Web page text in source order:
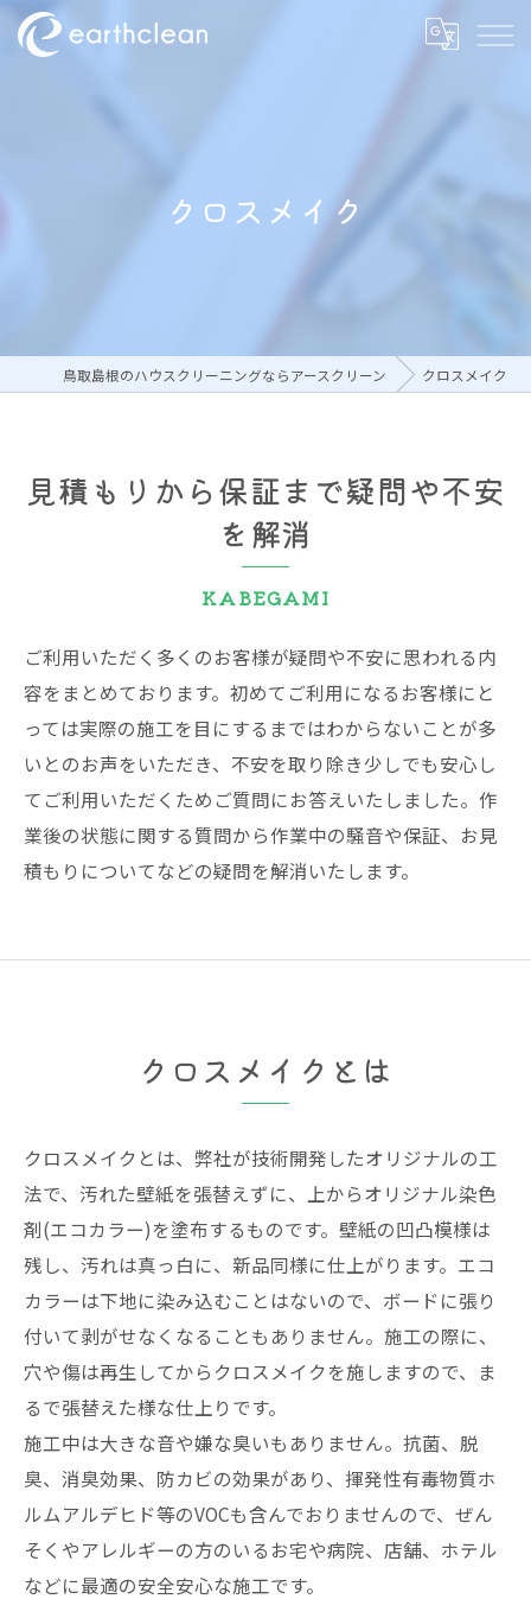
クロスメイク
鳥取島根のハウスクリーニングならアースクリーン クロスメイク
見積もりから保証まで疑問や不安
を解消
KABEGAMI
ご利用いただく多くのお客様が疑問や不安に思われる内
容をまとめております。初めてご利用になるお客様にと
っては実際の施工を目にするまではわからないことが多
いとのお声をいただき、不安を取り除き少しでも安心し
てご利用いただくためご質問にお答えいたしました。作
業後の状態に関する質問から作業中の騒音や保証、お見
積もりについてなどの疑問を解消いたします。
クロスメイクとは
クロスメイクとは、弊社が技術開発したオリジナルの工
法で、汚れた壁紙を張替えずに、上からオリジナル染色
剤(エコカラー)を塗布するものです。壁紙の凹凸模様は
残し、汚れは真っ白に、新品同様に仕上がります。エコ
カラーは下地に染み込むことはないので、ボードに張り
付いて剥がせなくなることもありません。施工の際に、
穴や傷は再生してからクロスメイクを施しますので、ま
るで張替えた様な仕上りです。
施工中は大きな音や嫌な臭いもありません。抗菌、脱
臭、消臭効果、防カビの効果があり、揮発性有毒物質ホ
ルムアルデヒド等のVOCも含んでおりませんので、ぜん
そくやアレルギーの方のいるお宅や病院、店舗、ホテル
などに最適の安全安心な施工です。